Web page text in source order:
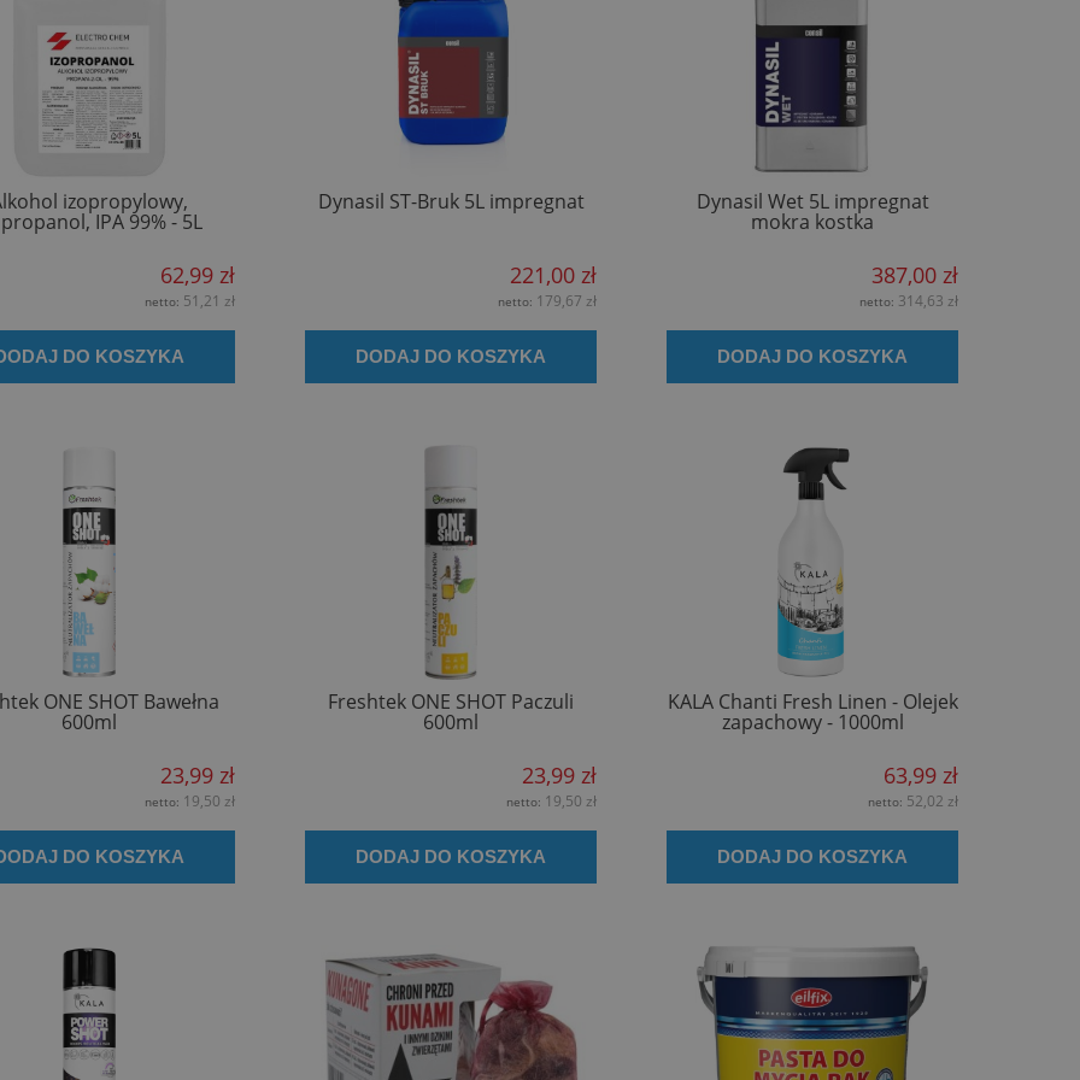
izopropylowy,
IPA 99% - 5L
62,99 zł
netto: 51,21 zł
DO KOSZYKA
Dynasil ST-Bruk 5L impregnat
221,00 zł
netto: 179,67 zł
DODAJ DO KOSZYKA
Dynasil Wet 5L impregnat
mokra kostka
387,00 zł
netto: 314,63 zł
DODAJ DO KOSZYKA
ONE SHOT Bawełna
600ml
23,99 zł
netto: 19,50 zł
DO KOSZYKA
Freshtek ONE SHOT Paczuli
600ml
23,99 zł
netto: 19,50 zł
DODAJ DO KOSZYKA
KALA Chanti Fresh Linen - Olejek
zapachowy - 1000ml
63,99 zł
netto: 52,02 zł
DODAJ DO KOSZYKA